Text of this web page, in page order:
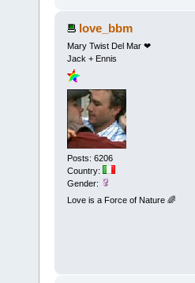
love_bbm
Mary Twist Del Mar ❤
Jack + Ennis
Posts: 6206
Country:
Gender:
Love is a Force of Nature 🌈